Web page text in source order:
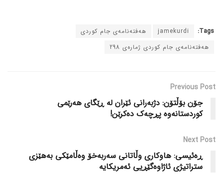
Tags:
jamekurdi
هەفتەنامەی جام کوردی
هەفتەنامەی جام کوردی ژمارەی 298
Previous Post
جۆن بۆڵتۆن: دژبەرانی ئێران لە ڕێگای هەرێمی
کوردستانەوە پڕچەک دەکرێن!
Next Post
ڕەئیسی: هاوکاری وڵاتانی سەربەخۆ وەڵامێکی بەهێزی
ستراتیژی ئاژاوەگێڕیی ئەمریکایە